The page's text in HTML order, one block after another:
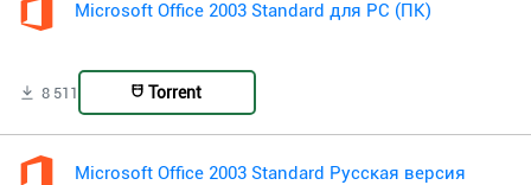
Microsoft Office 2003 Standard для PC (ПК)
8 511 Torrent
Microsoft Office 2003 Standard Русская версия